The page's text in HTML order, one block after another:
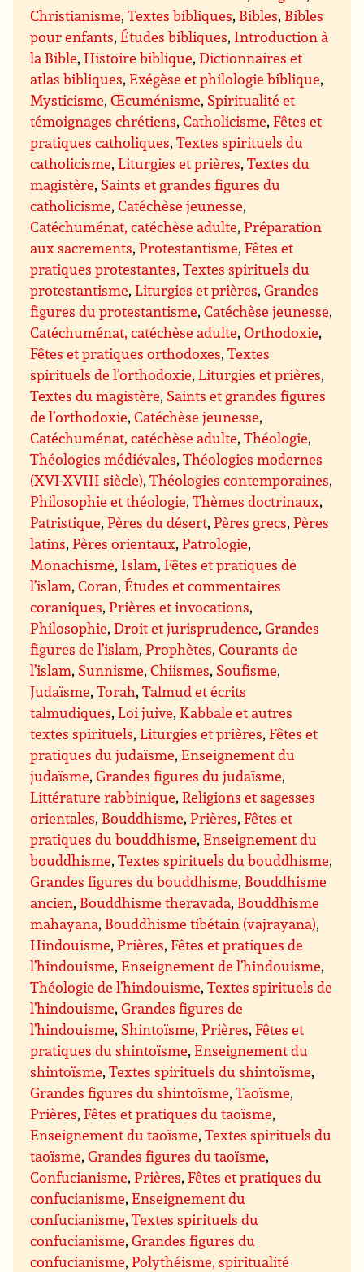
Christianisme,Textes bibliques, Bibles, Bibles
pour enfants,Études bibliques, Introduction à
la Bible,Histoire biblique,Dictionnaires et
atlas bibliques,Exégèse et philologie biblique,
Mysticisme,Œcuménisme, Spiritualité et
témoignages chrétiens,Catholicisme,Fêtes et
pratiques catholiques,Textes spirituels du
catholicisme,Liturgies et prières,Textes du
magistère, Saints et grandes figures du
catholicisme,Catéchèse jeunesse,
Catéchuménat, catéchèse adulte,Préparation
aux sacrements,Protestantisme,Fêtes et
pratiques protestantes,Textes spirituels du
protestantisme,Liturgies et prières,Grandes
figures du protestantisme,Catéchèse jeunesse,
Catéchuménat, catéchèse adulte,Orthodoxie,
Fêtes et pratiques orthodoxes,Textes
spirituels de l’orthodoxie,Liturgies et prières,
Textes du magistère, Saints et grandes figures
de l’orthodoxie,Catéchèse jeunesse,
Catéchuménat, catéchèse adulte,Théologie,
Théologies médiévales,Théologies modernes
(XVI-XVIII siècle),Théologies contemporaines,
Philosophie et théologie,Thèmes doctrinaux,
Patristique,Pères du désert,Pères grecs,Pères
latins,Pères orientaux,Patrologie,
Monachisme, Islam,Fêtes et pratiques de
l’islam,Coran,Études et commentaires
coraniques,Prières et invocations,
Philosophie,Droit et jurisprudence,Grandes
figures de l’islam,Prophètes,Courants de
l’islam, Sunnisme,Chiismes, Soufisme,
Judaïsme,Torah,Talmud et écrits
talmudiques,Loi juive,Kabbale et autres
textes spirituels,Liturgies et prières,Fêtes et
pratiques du judaïsme,Enseignement du
judaïsme,Grandes figures du judaïsme,
Littérature rabbinique,Religions et sagesses
orientales, Bouddhisme,Prières,Fêtes et
pratiques du bouddhisme,Enseignement du
bouddhisme,Textes spirituels du bouddhisme,
Grandes figures du bouddhisme, Bouddhisme
ancien, Bouddhisme theravada, Bouddhisme
mahayana, Bouddhisme tibétain (vajrayana),
Hindouisme,Prières,Fêtes et pratiques de
l’hindouisme,Enseignement de l’hindouisme,
Théologie de l’hindouisme,Textes spirituels de
l’hindouisme,Grandes figures de
l’hindouisme, Shintoïsme,Prières,Fêtes et
pratiques du shintoïsme,Enseignement du
shintoïsme,Textes spirituels du shintoïsme,
Grandes figures du shintoïsme,Taoïsme,
Prières,Fêtes et pratiques du taoïsme,
Enseignement du taoïsme,Textes spirituels du
taoïsme,Grandes figures du taoïsme,
Confucianisme,Prières,Fêtes et pratiques du
confucianisme,Enseignement du
confucianisme,Textes spirituels du
confucianisme,Grandes figures du
confucianisme,Polythéisme, spiritualité